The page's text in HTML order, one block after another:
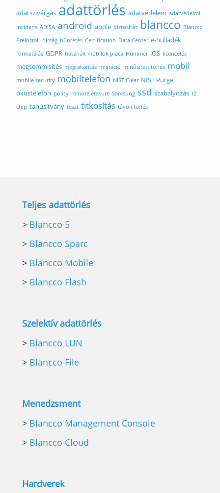
adatszivárgás adattörlés adatvédelem adatvédelmi
incidens ADISA android apple biztosítás blancco Blancco
PreInstall bírság büntetés Certification Data Center e-hulladék
formatálás GDPR használt mobilok piaca Hummer iOS licencelés
megsemmisítés megtakarítás migráció minősített törlés mobil
mobile security mobiltelefon NIST Clear NIST Purge
okostelefon policy remote erasure Samsung ssd szabályozás t2
chip tanúsítvány teszt titkosítás távoli törlés
Teljes adattörlés
> Blancco 5
> Blancco Sparc
> Blancco Mobile
> Blancco Flash
Szelektív adattörlés
> Blancco LUN
> Blancco File
Menedzsment
> Blancco Management Console
> Blancco Cloud
Hardverek